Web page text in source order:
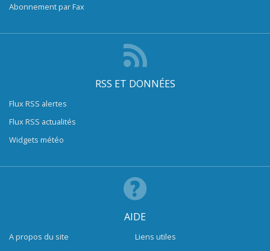
Abonnement par Fax
RSS ET DONNÉES
Flux RSS alertes
Flux RSS actualités
Widgets météo
AIDE
A propos du site
Liens utiles